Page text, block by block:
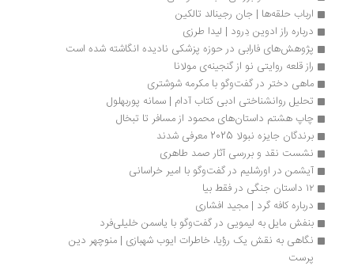
ارباب حلقه­‌ها | جان رجینالد تالکین
درباره راز ادوین دِرود | لیدا طرزی
پژوهش‌های فارابی در حوزه پزشکی نادیده انگاشته شده است
راز قلعه روایتی نو از گنجینه‌ی مولانا
ماهی دختر در گفت‌وگو با مکرمه شوشتری
تحلیل روانشناختی ادبی کتاب آدام | سمانه پوربهلول
چاپ هشتم داستان‌های محمود از مسافر تا تبخال
برندگان جایزه نبولا 2025 معرفی شدند
نشست نقد و بررسی آثار صمد طاهری
آیشمن در اورشلیم در گفت‌وگو با امیر خراسانی
درباره کافه گرد | مجید افشاری
بنفش مایل به‌ لیمویی در گفت‌وگو با یاسمن خلیلی‌فرد
نگاهی به نقش یک رؤیا، خاطرات ایوب شهبازی | منوچهر دین